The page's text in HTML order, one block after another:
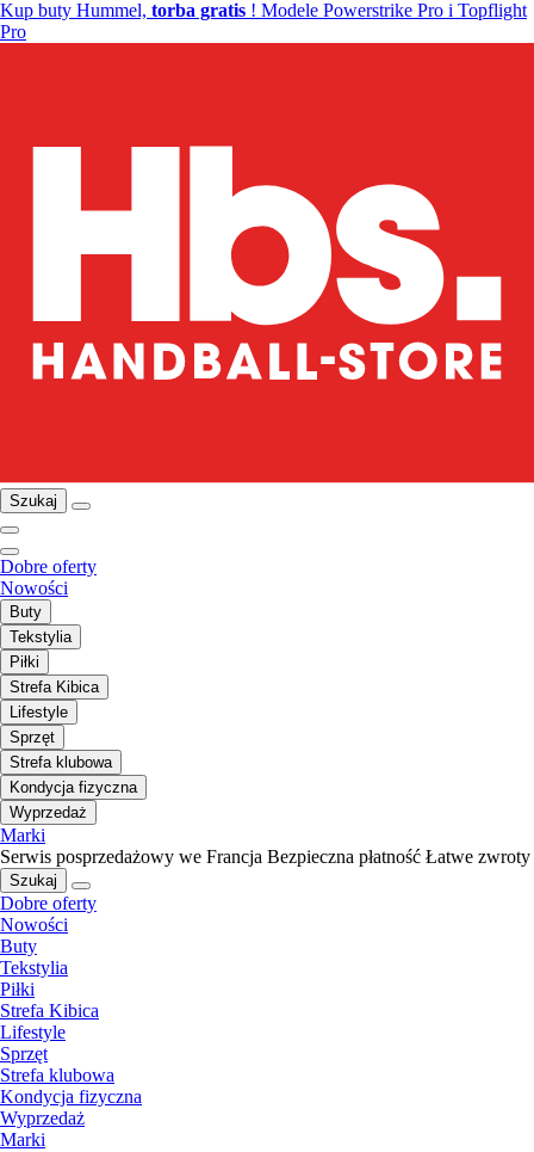
Kup buty Hummel, torba gratis ! Modele Powerstrike Pro i Topflight
Pro
Szukaj
Dobre oferty
Nowości
Buty
Tekstylia
Piłki
Strefa Kibica
Lifestyle
Sprzęt
Strefa klubowa
Kondycja fizyczna
Wyprzedaż
Marki
Serwis posprzedażowy we Francja Bezpieczna płatność Łatwe zwroty
Szukaj
Dobre oferty
Nowości
Buty
Tekstylia
Piłki
Strefa Kibica
Lifestyle
Sprzęt
Strefa klubowa
Kondycja fizyczna
Wyprzedaż
Marki